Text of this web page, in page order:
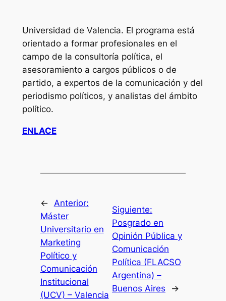
Universidad de Valencia. El programa está
orientado a formar profesionales en el
campo de la consultoría política, el
asesoramiento a cargos públicos o de
partido, a expertos de la comunicación y del
periodismo políticos, y analistas del ámbito
político.
ENLACE
← Anterior:
Máster
Universitario en
Marketing
Político y
Comunicación
Institucional
(UCV) – Valencia
Siguiente:
Posgrado en
Opinión Pública y
Comunicación
Política (FLACSO
Argentina) –
Buenos Aires
→